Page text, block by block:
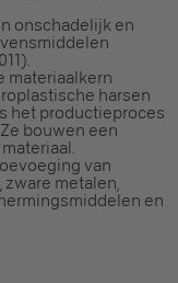
onschadelijk en
materiaalkern
harsen
het productieproces
bouwen een
van
metalen,
en